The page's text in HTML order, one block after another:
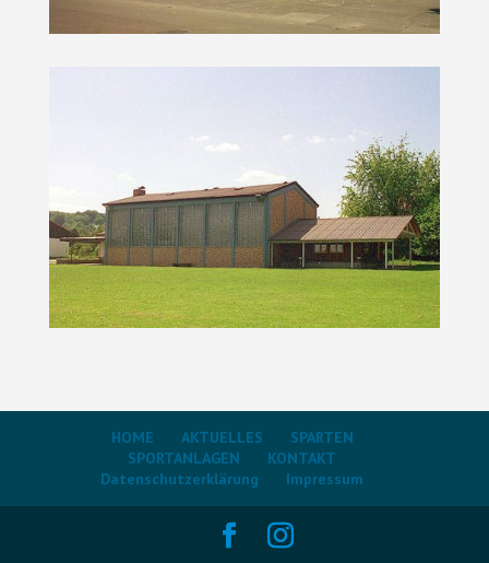
HOME AKTUELLES
SPARTEN
SPORTANLAGEN
KONTAKT
Datenschutzerklärung
Impressum